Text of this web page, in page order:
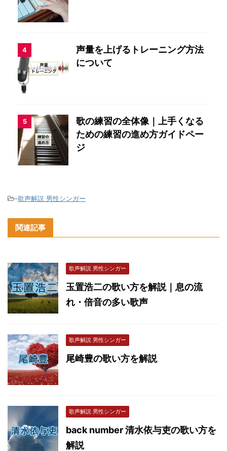
4
声量を上げるトレーニング方法
について
5
歌の練習の全体像｜上手くなる
ための練習の進め方ガイドペー
ジ
-歌声解説 男性シンガー
関連記事
歌声解説 男性シンガー
玉置浩二の歌い方を解説｜息の流
れ・倍音の多い歌声
歌声解説 男性シンガー
尾崎豊の歌い方を解説
歌声解説 男性シンガー
back number 清水依与吏の歌い方を
解説